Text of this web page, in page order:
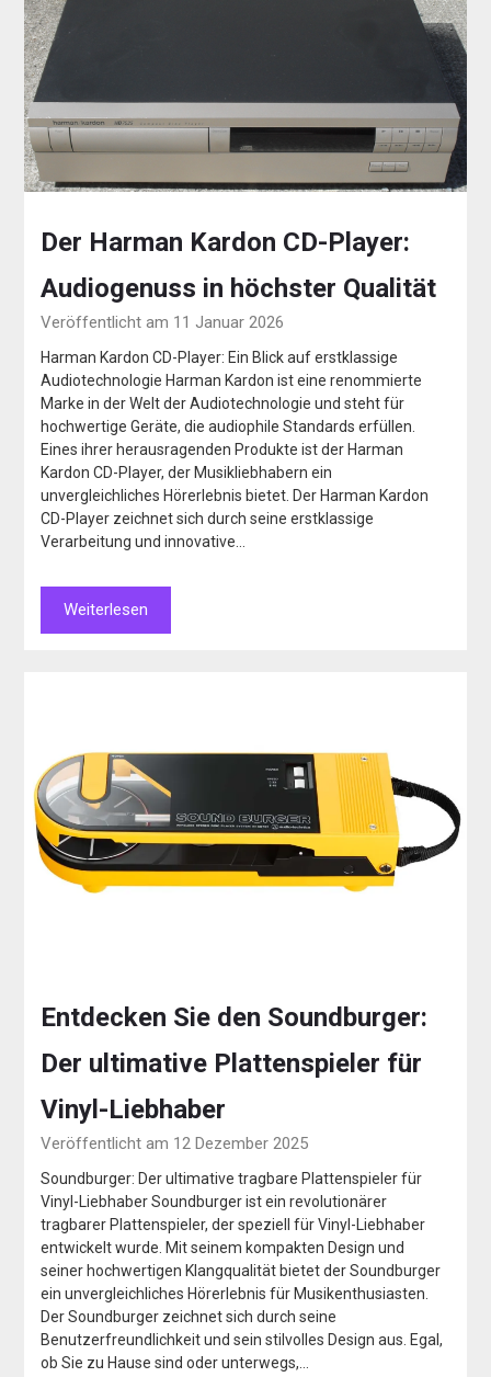
Der Harman Kardon CD-Player:
Audiogenuss in höchster Qualität
Veröffentlicht am 11 Januar 2026
Harman Kardon CD-Player: Ein Blick auf erstklassige
Audiotechnologie Harman Kardon ist eine renommierte
Marke in der Welt der Audiotechnologie und steht für
hochwertige Geräte, die audiophile Standards erfüllen.
Eines ihrer herausragenden Produkte ist der Harman
Kardon CD-Player, der Musikliebhabern ein
unvergleichliches Hörerlebnis bietet. Der Harman Kardon
CD-Player zeichnet sich durch seine erstklassige
Verarbeitung und innovative…
Weiterlesen
Entdecken Sie den Soundburger:
Der ultimative Plattenspieler für
Vinyl-Liebhaber
Veröffentlicht am 12 Dezember 2025
Soundburger: Der ultimative tragbare Plattenspieler für
Vinyl-Liebhaber Soundburger ist ein revolutionärer
tragbarer Plattenspieler, der speziell für Vinyl-Liebhaber
entwickelt wurde. Mit seinem kompakten Design und
seiner hochwertigen Klangqualität bietet der Soundburger
ein unvergleichliches Hörerlebnis für Musikenthusiasten.
Der Soundburger zeichnet sich durch seine
Benutzerfreundlichkeit und sein stilvolles Design aus. Egal,
ob Sie zu Hause sind oder unterwegs,…